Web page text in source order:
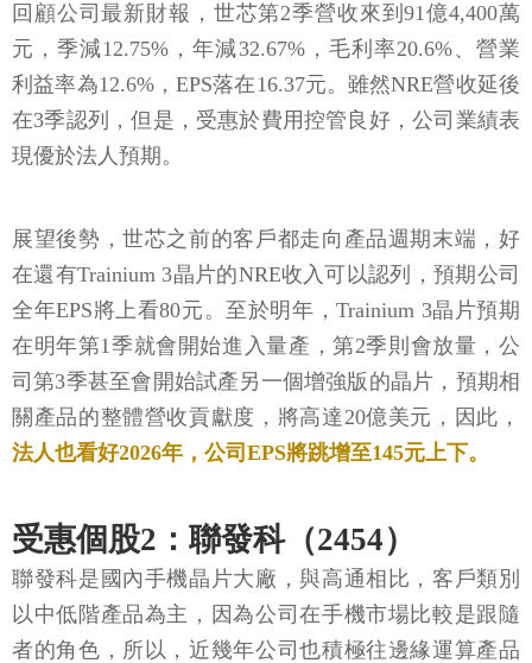
回顧公司最新財報，世芯第2季營收來到91億4,400萬
元，季減12.75%，年減32.67%，毛利率20.6%、營業
利益率為12.6%，EPS落在16.37元。雖然NRE營收延後
在3季認列，但是，受惠於費用控管良好，公司業績表
現優於法人預期。
展望後勢，世芯之前的客戶都走向產品週期末端，好
在還有Trainium 3晶片的NRE收入可以認列，預期公司
全年EPS將上看80元。至於明年，Trainium 3晶片預期
在明年第1季就會開始進入量產，第2季則會放量，公
司第3季甚至會開始試產另一個增強版的晶片，預期相
關產品的整體營收貢獻度，將高達20億美元，因此，
法人也看好2026年，公司EPS將跳增至145元上下。
受惠個股2：聯發科（2454）
聯發科是國內手機晶片大廠，與高通相比，客戶類別
以中低階產品為主，因為公司在手機市場比較是跟隨
者的角色，所以，近幾年公司也積極往邊緣運算產品